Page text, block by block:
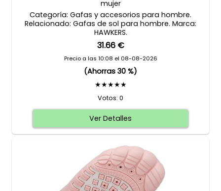
mujer
Categoría: Gafas y accesorios para hombre.
Relacionado: Gafas de sol para hombre. Marca:
HAWKERS.
31.66 €
Precio a las 10:08 el 08-08-2026
(Ahorras 30 %)
★★★★★
Votos: 0
Ver Detalles